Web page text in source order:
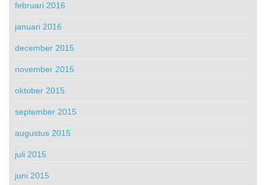
februari 2016
januari 2016
december 2015
november 2015
oktober 2015
september 2015
augustus 2015
juli 2015
juni 2015